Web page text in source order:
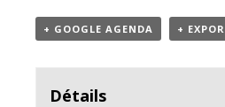
+ GOOGLE AGENDA +
Détails